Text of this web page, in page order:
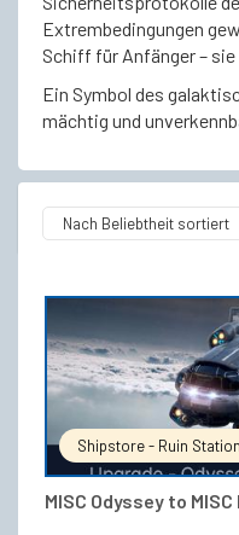
Extrembedingungen
Schiff für Anfänger –
Ein Symbol des
mächtig und
Shipstore - Ruin
MISC Odyssey to